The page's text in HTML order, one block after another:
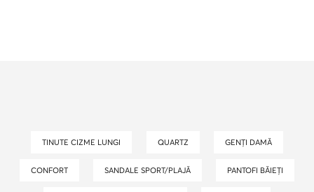
TINUTE CIZME LUNGI QUARTZ GENȚI DAMĂ
CONFORT SANDALE SPORT/PLAJĂ PANTOFI BĂIEȚI